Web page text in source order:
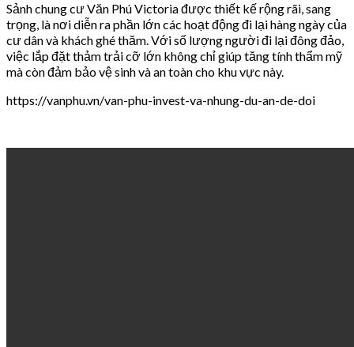
Sảnh chung cư Văn Phú Victoria được thiết kế rộng rãi, sang
trọng, là nơi diễn ra phần lớn các hoạt động đi lại hàng ngày của
cư dân và khách ghé thăm. Với số lượng người đi lại đông đảo,
việc lắp đặt thảm trải cỡ lớn không chỉ giúp tăng tính thẩm mỹ
mà còn đảm bảo vệ sinh và an toàn cho khu vực này.
https://vanphu.vn/van-phu-invest-va-nhung-du-an-de-doi